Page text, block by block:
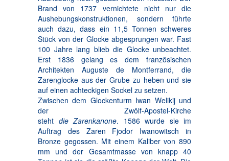
Brand von 1737 vernichtete nicht nur die
Aushebungskonstruktionen, sondern führte
auch dazu, dass ein 11,5 Tonnen schweres
Stück von der Glocke abgesprungen war. Fast
100 Jahre lang blieb die Glocke unbeachtet.
Erst 1836 gelang es dem französischen
Architekten Auguste de Montferrand, die
Zarenglocke aus der Grube zu heben und sie
auf einen achteckigen Sockel zu setzen.
Zwischen dem Glockenturm Iwan Welikij und
der Zwölf-Apostel-Kirche
steht die Zarenkanone. 1586 wurde sie im
Auftrag des Zaren Fjodor Iwanowitsch in
Bronze gegossen. Mit einem Kaliber von 890
mm und der Gesamtmasse von knapp 40